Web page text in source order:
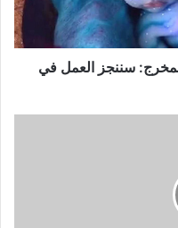
والمخرج: سننجز العمل في